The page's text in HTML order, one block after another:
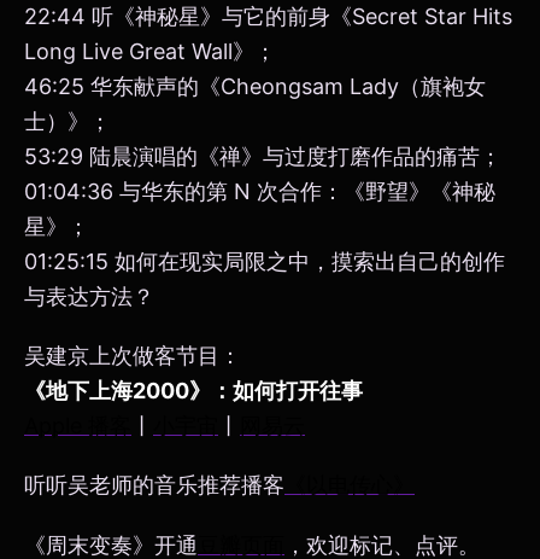
22:44 听《神秘星》与它的前身《Secret Star Hits
Long Live Great Wall》；
46:25 华东献声的《Cheongsam Lady（旗袍女
士）》；
53:29 陆晨演唱的《禅》与过度打磨作品的痛苦；
01:04:36 与华东的第 N 次合作：《野望》《神秘
星》；
01:25:15 如何在现实局限之中，摸索出自己的创作
与表达方法？
吴建京上次做客节目：
《地下上海2000》：如何打开往事
听听吴老师的音乐推荐播客
《周末变奏》开通 ，欢迎标记、点评。